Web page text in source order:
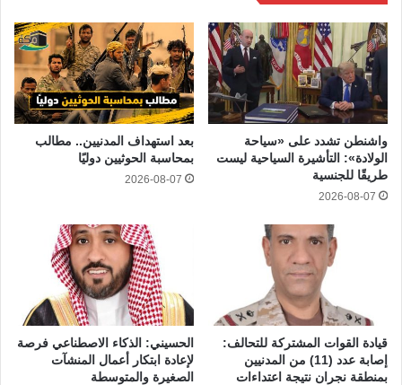
واشنطن تشدد على «سياحة
الولادة»: التأشيرة السياحية ليست
طريقًا للجنسية
2026-08-07
بعد استهداف المدنيين.. مطالب
بمحاسبة الحوثيين دوليًا
2026-08-07
قيادة القوات المشتركة للتحالف:
إصابة عدد (11) من المدنيين
بمنطقة نجران نتيجة اعتداءات
الحسيني: الذكاء الاصطناعي فرصة
لإعادة ابتكار أعمال المنشآت
الصغيرة والمتوسطة